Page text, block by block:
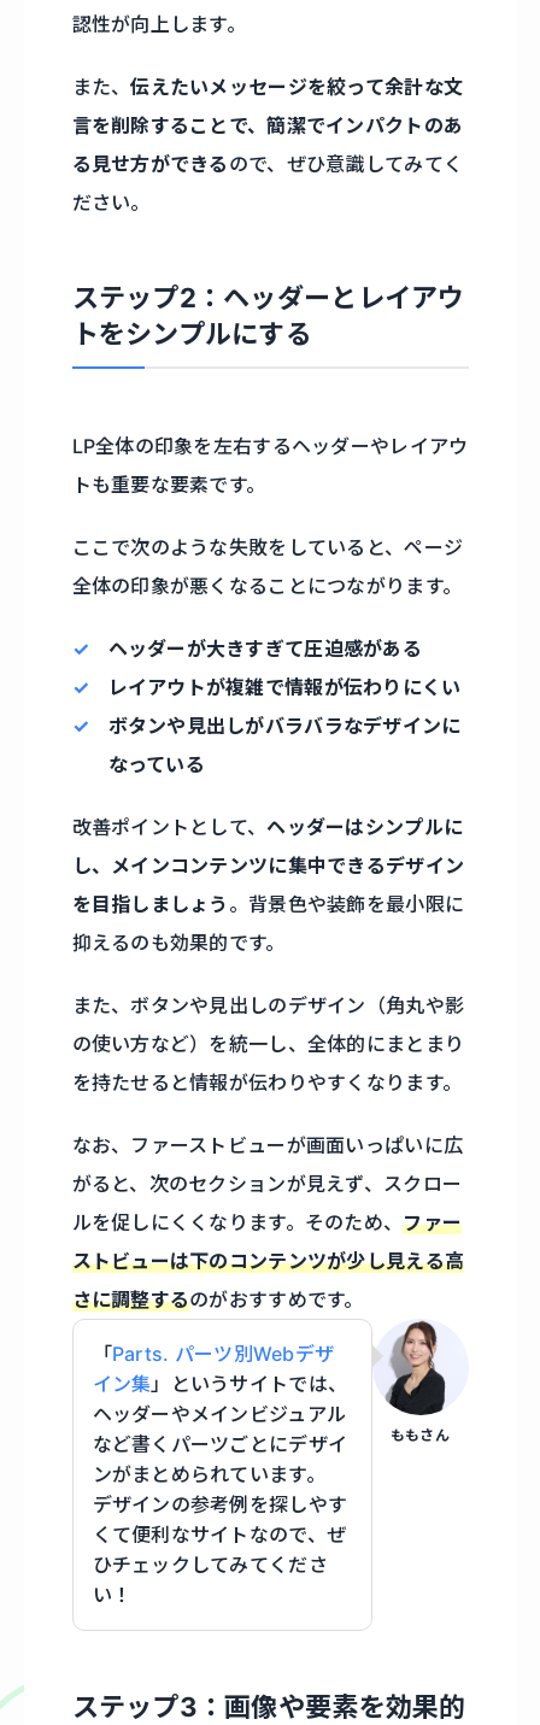
認性が向上します。
また、伝えたいメッセージを絞って余計な文
言を削除することで、簡潔でインパクトのあ
る見せ方ができる ので、ぜひ意識してみてく
ださい。
ステップ2：ヘッダーとレイアウ
トをシンプルにする
LP全体の印象を左右するヘッダーやレイアウ
トも重要な要素です。
ここで次のような失敗をしていると、ページ
全体の印象が悪くなることにつながります。
ヘッダーが大きすぎて圧迫感がある
レイアウトが複雑で情報が伝わりにくい
ボタンや見出しがバラバラなデザインに
なっている
改善ポイントとして、 ヘッダーはシンプルに
し、メインコンテンツに集中できるデザイン
を目指しましょう 。背景色や装飾を最小限に
抑えるのも効果的です。
また、ボタンや見出しのデザイン（角丸や影
の使い方など）を統一し、全体的にまとまり
を持たせると情報が伝わりやすくなります。
なお、ファーストビューが画面いっぱいに広
がると、次のセクションが見えず、スクロー
ルを促しにくくなります。そのため、ファー
ストビューは下のコンテンツが少し見える高
さに調整するのがおすすめです。
ももさん
「Parts. パーツ別Webデザ
イン集」というサイトでは、
ヘッダーやメインビジュアル
など書くパーツごとにデザイ
ンがまとめられています。
デザインの参考例を探しやす
くて便利なサイトなので、ぜ
ひチェックしてみてくださ
い！
ステップ3：画像や要素を効果的